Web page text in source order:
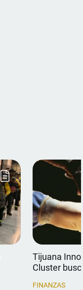
Tijuana
Cluster
FINANZAS